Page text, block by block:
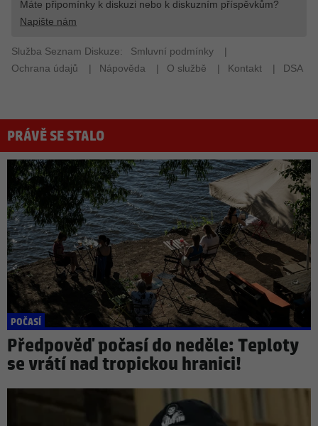
PRÁVĚ SE STALO
POČASÍ
Předpověď počasí do neděle: Teploty
se vrátí nad tropickou hranici!